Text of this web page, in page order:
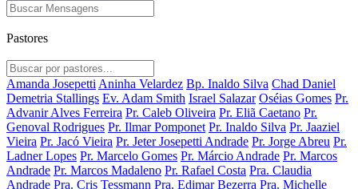
Pastores
Amanda Josepetti Aninha Velardez Bp. Inaldo Silva Chad Daniel
Demetria Stallings Ev. Adam Smith Israel Salazar Oséias Gomes Pr.
Advanir Alves Ferreira Pr. Caleb Oliveira Pr. Eliã Caetano Pr.
Genoval Rodrigues Pr. Ilmar Pomponet Pr. Inaldo Silva Pr. Jaaziel
Vieira Pr. Jacó Vieira Pr. Jeter Josepetti Andrade Pr. Jorge Abreu Pr.
Ladner Lopes Pr. Marcelo Gomes Pr. Márcio Andrade Pr. Marcos
Andrade Pr. Marcos Madaleno Pr. Rafael Costa Pra. Claudia
Andrade Pra. Cris Tessmann Pra. Edimar Bezerra Pra. Michelle